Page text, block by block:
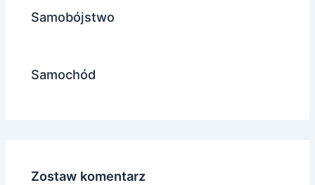
Samobójstwo
Samochód
Zostaw komentarz